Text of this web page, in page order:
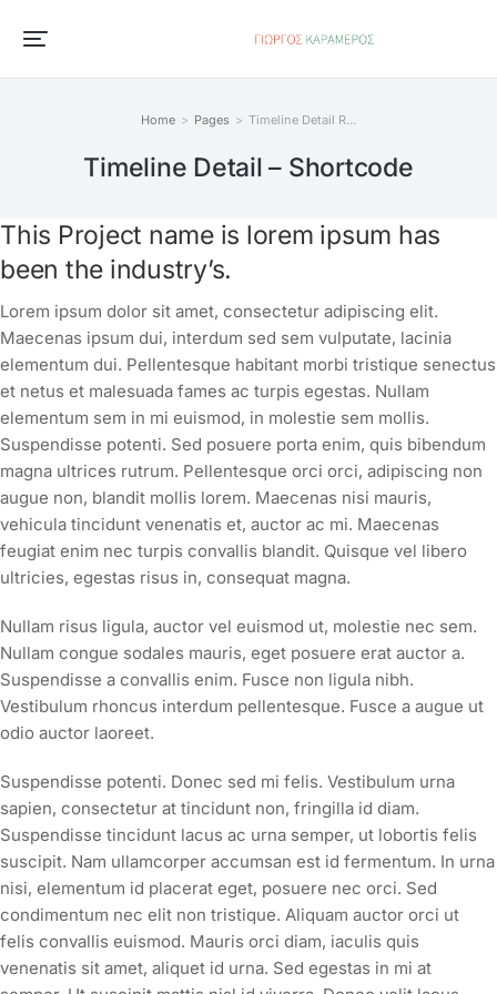
Home Pages Timeline Detail R…
Timeline Detail – Shortcode
This Project name is lorem ipsum has
been the industry’s.
Lorem ipsum dolor sit amet, consectetur adipiscing elit.
Maecenas ipsum dui, interdum sed sem vulputate, lacinia
elementum dui. Pellentesque habitant morbi tristique senectus
et netus et malesuada fames ac turpis egestas. Nullam
elementum sem in mi euismod, in molestie sem mollis.
Suspendisse potenti. Sed posuere porta enim, quis bibendum
magna ultrices rutrum. Pellentesque orci orci, adipiscing non
augue non, blandit mollis lorem. Maecenas nisi mauris,
vehicula tincidunt venenatis et, auctor ac mi. Maecenas
feugiat enim nec turpis convallis blandit. Quisque vel libero
ultricies, egestas risus in, consequat magna.
Nullam risus ligula, auctor vel euismod ut, molestie nec sem.
Nullam congue sodales mauris, eget posuere erat auctor a.
Suspendisse a convallis enim. Fusce non ligula nibh.
Vestibulum rhoncus interdum pellentesque. Fusce a augue ut
odio auctor laoreet.
Suspendisse potenti. Donec sed mi felis. Vestibulum urna
sapien, consectetur at tincidunt non, fringilla id diam.
Suspendisse tincidunt lacus ac urna semper, ut lobortis felis
suscipit. Nam ullamcorper accumsan est id fermentum. In urna
nisi, elementum id placerat eget, posuere nec orci. Sed
condimentum nec elit non tristique. Aliquam auctor orci ut
felis convallis euismod. Mauris orci diam, iaculis quis
venenatis sit amet, aliquet id urna. Sed egestas in mi at